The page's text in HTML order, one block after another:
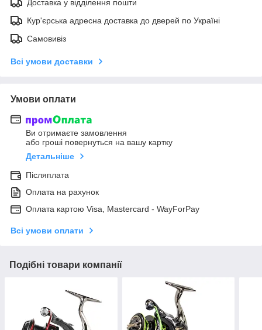
Доставка у відділення пошти
Кур'єрська адресна доставка до дверей по Україні
Самовивіз
Всі умови доставки
Умови оплати
Ви отримаєте замовлення
або гроші повернуться на вашу картку
Детальніше
Післяплата
Оплата на рахунок
Оплата картою Visa, Mastercard - WayForPay
Всі умови оплати
Подібні товари компанії